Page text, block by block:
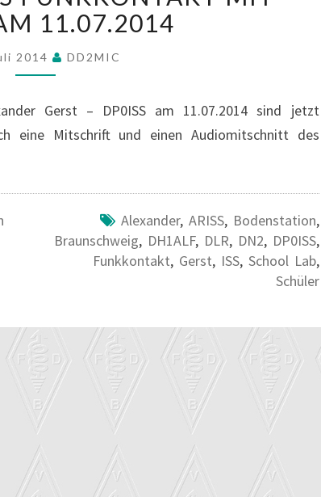
FUNKKONTAKT
MIT
DP0ISS
AM
11.07.2014
2014 DD2MIC
Gerst – DP0ISS am 11.07.2014 sind jetzt
eine Mitschrift und einen Audiomitschnitt des
Alexander, ARISS, Bodenstation,
Braunschweig, DH1ALF, DLR, DN2, DP0ISS,
Funkkontakt, Gerst, ISS, School Lab,
Schüler